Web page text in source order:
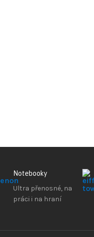
Notebooky
Ultra přenosné, na
práci i na hraní